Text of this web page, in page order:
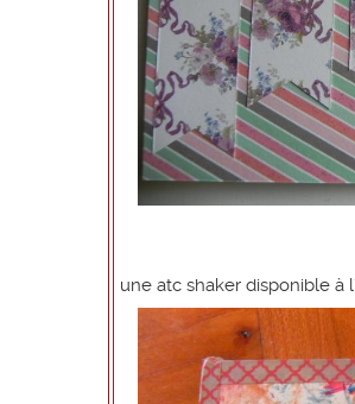
une atc shaker disponible à